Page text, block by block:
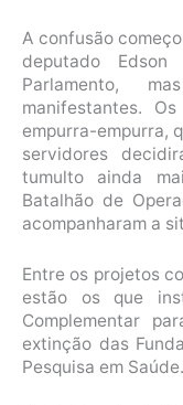
A confusão
deputado
Parlamento,
manifestantes.
empurra-empurra,
servidores
tumulto ainda
Batalhão de
acompanharam a
Entre os projetos
estão os que
Complementar
extinção das
Pesquisa em Saúde.